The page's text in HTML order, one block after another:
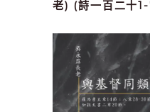
老) (詩一百二十